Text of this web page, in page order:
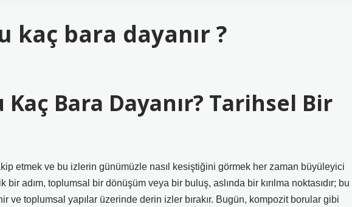
kaç bara dayanır ?
Bara Dayanır? Tarihsel Bir
etmek ve bu izlerin günümüzle nasıl kesiştiğini görmek her zaman büyüleyici
adım, toplumsal bir dönüşüm veya bir buluş, aslında bir kırılma noktasıdır; bu
ve toplumsal yapılar üzerinde derin izler bırakır. Bugün, kompozit borular gibi